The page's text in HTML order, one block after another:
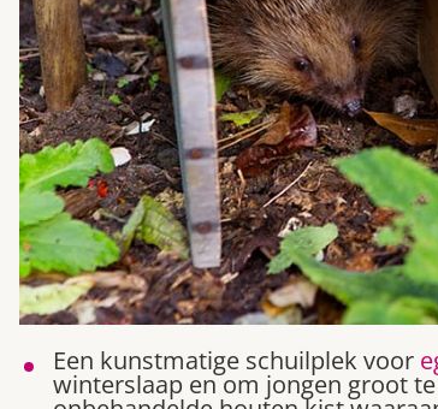
Een kunstmatige schuilplek voor
winterslaap en om jongen groot te